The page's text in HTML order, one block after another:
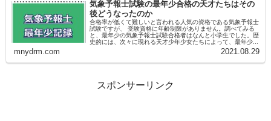
気象予報士試験の最年少合格の天才たちはその
後どうなったのか
合格率が低くて難しいと言われる人気の資格である気象予報士
試験ですが、 受験資格に年齢制限がありません。調べてみる
と、最年少の気象予報士試験合格者はなんと小学生でした。歴
史的には、次々に現れる天才少年少女たちによって、最年少...
mnydrm.com 2021.08.29
スポンサーリンク